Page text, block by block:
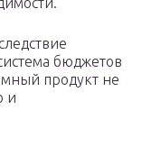
бюджетов
продукт не
и